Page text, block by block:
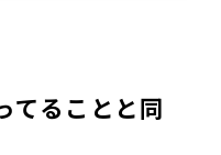
てることと同